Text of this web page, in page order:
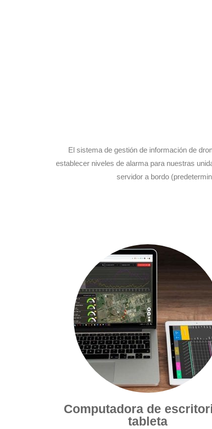
El sistema de gestión de información de
establecer niveles de alarma para nuestras
servidor a bordo
Computadora de
tableta